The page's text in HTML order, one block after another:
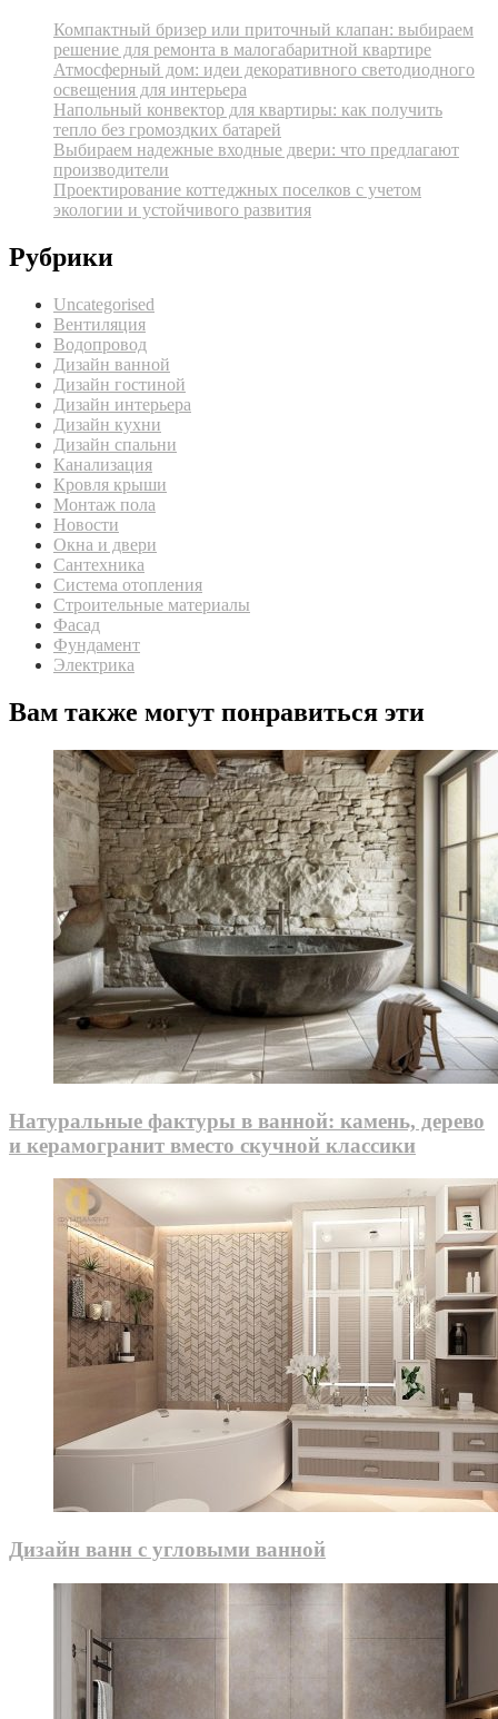
Компактный бризер или приточный клапан: выбираем
решение для ремонта в малогабаритной квартире
Атмосферный дом: идеи декоративного светодиодного
освещения для интерьера
Напольный конвектор для квартиры: как получить
тепло без громоздких батарей
Выбираем надежные входные двери: что предлагают
производители
Проектирование коттеджных поселков с учетом
экологии и устойчивого развития
Рубрики
Uncategorised
Вентиляция
Водопровод
Дизайн ванной
Дизайн гостиной
Дизайн интерьера
Дизайн кухни
Дизайн спальни
Канализация
Кровля крыши
Монтаж пола
Новости
Окна и двери
Сантехника
Система отопления
Строительные материалы
Фасад
Фундамент
Электрика
Вам также могут понравиться эти
Натуральные фактуры в ванной: камень, дерево
и керамогранит вместо скучной классики
Дизайн ванн с угловыми ванной